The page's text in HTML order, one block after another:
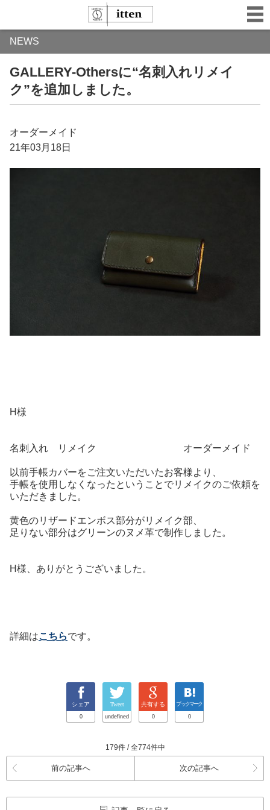
NEWS
GALLERY-Othersに“名刺入れリメイ
ク”を追加しました。
オーダーメイド
21年03月18日
H様
名刺入れ リメイク オーダーメイド
以前手帳カバーをご注文いただいたお客様より、
手帳を使用しなくなったということでリメイクのご依頼を
いただきました。
黄色のリザードエンボス部分がリメイク部、
足りない部分はグリーンのヌメ革で制作しました。
H様、ありがとうございました。
詳細はこちらです。
シェア
0
Tweet
undefined
共有する
0
ブックマーク
0
179件 / 全774件中
前の記事へ 次の記事へ